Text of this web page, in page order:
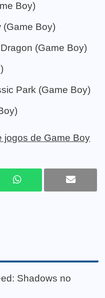
Boy)
(Game Boy)
(Game Boy)
Park (Game Boy)
jogos de Game Boy
Shadows no